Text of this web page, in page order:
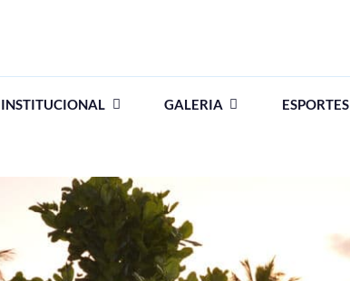
INSTITUCIONAL GALERIA ESPORTES